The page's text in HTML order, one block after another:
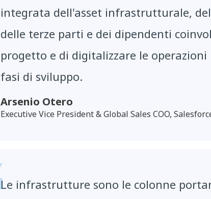
integrata dell'asset infrastrutturale,
delle terze parti e dei dipendenti
progetto e di digitalizzare le
fasi di sviluppo.
Arsenio Otero
Executive Vice President & Global Sales COO,
Le infrastrutture sono le colonne